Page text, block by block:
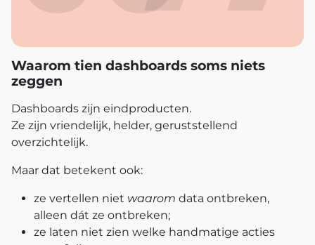
Waarom tien dashboards soms niets
zeggen
Dashboards zijn eindproducten.
Ze zijn vriendelijk, helder, geruststellend
overzichtelijk.
Maar dat betekent ook:
ze vertellen niet waarom data ontbreken,
alleen dát ze ontbreken;
ze laten niet zien welke handmatige acties